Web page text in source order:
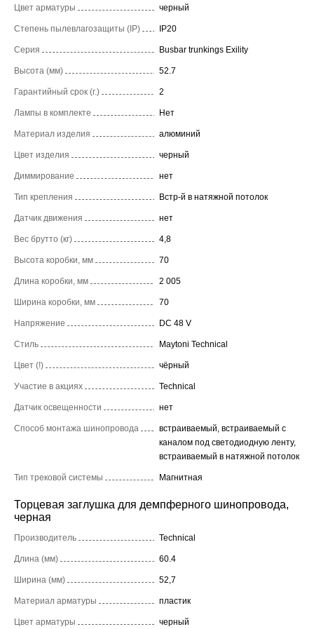
Цвет арматуры черный
Степень пылевлагозащиты (IP) IP20
Серия Busbar trunkings Exility
Высота (мм) 52.7
Гарантийный срок (г.) 2
Лампы в комплекте Нет
Материал изделия алюминий
Цвет изделия черный
Диммирование нет
Тип крепления Встр-й в натяжной потолок
Датчик движения нет
Вес брутто (кг) 4,8
Высота коробки, мм 70
Длина коробки, мм 2 005
Ширина коробки, мм 70
Напряжение DC 48 V
Стиль Maytoni Technical
Цвет (!) чёрный
Участие в акциях Technical
Датчик освещенности нет
Способ монтажа шинопровода
встраиваемый, встраиваемый с
каналом под светодиодную ленту,
встраиваемый в натяжной потолок
Тип трековой системы Магнитная
Торцевая заглушка для демпферного шинопровода,
черная
Производитель Technical
Длина (мм) 60.4
Ширина (мм) 52,7
Материал арматуры пластик
Цвет арматуры черный